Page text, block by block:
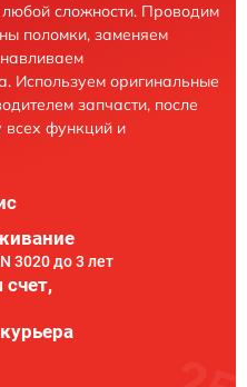
сложности. Проводим
поломки, заменяем
Используем оригинальные
запчасти, после
всех функций и
3020 до 3 лет
счет,